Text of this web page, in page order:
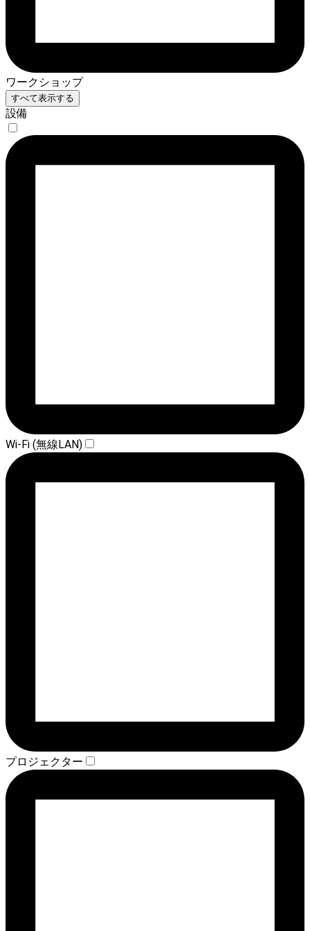
ワークショップ
すべて表示する
設備
Wi-Fi (無線LAN)
プロジェクター